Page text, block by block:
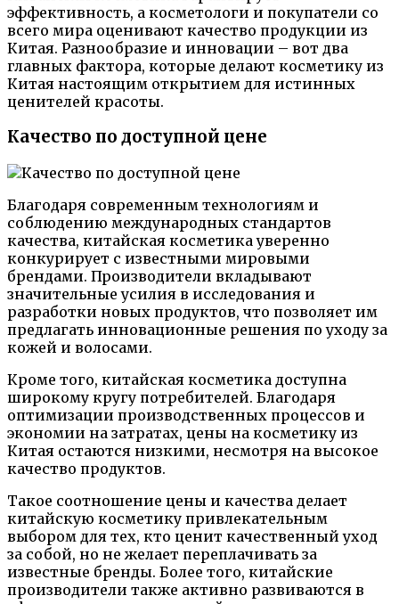
эффективность, а косметологи и покупатели со
всего мира оценивают качество продукции из
Китая. Разнообразие и инновации – вот два
главных фактора, которые делают косметику из
Китая настоящим открытием для истинных
ценителей красоты.
Качество по доступной цене
Благодаря современным технологиям и
соблюдению международных стандартов
качества, китайская косметика уверенно
конкурирует с известными мировыми
брендами. Производители вкладывают
значительные усилия в исследования и
разработки новых продуктов, что позволяет им
предлагать инновационные решения по уходу за
кожей и волосами.
Кроме того, китайская косметика доступна
широкому кругу потребителей. Благодаря
оптимизации производственных процессов и
экономии на затратах, цены на косметику из
Китая остаются низкими, несмотря на высокое
качество продуктов.
Такое соотношение цены и качества делает
китайскую косметику привлекательным
выбором для тех, кто ценит качественный уход
за собой, но не желает переплачивать за
известные бренды. Более того, китайские
производители также активно развиваются в